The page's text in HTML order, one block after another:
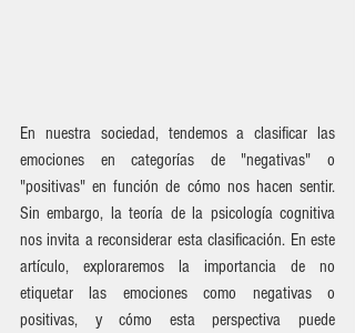
En nuestra sociedad, tendemos a clasificar las
emociones en categorías de "negativas" o
"positivas" en función de cómo nos hacen sentir.
Sin embargo, la teoría de la psicología cognitiva
nos invita a reconsiderar esta clasificación. En este
artículo, exploraremos la importancia de no
etiquetar las emociones como negativas o
positivas, y cómo esta perspectiva puede